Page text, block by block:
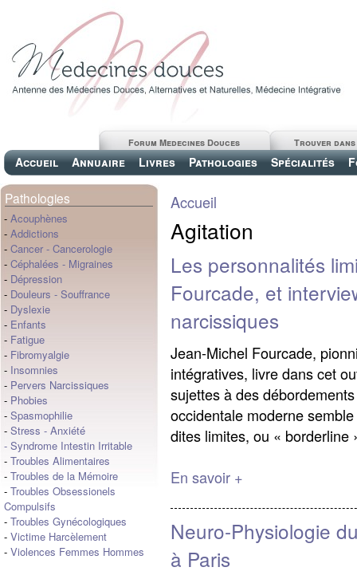
Accueil Annuaire Livres Pathologies Spécialités
Trouver
Forum Medecines Douces
Pathologies
- Acouphènes
- Addictions
- Cancer - Cancerologie
- Céphalées - Migraines
- Dépression
- Douleurs - Souffrance
- Dyslexie
- Enfants
- Fatigue
- Fibromyalgie
- Insomnies
- Pervers Narcissiques
- Phobies
- Spasmophilie
- Stress - Anxiété
- Syndrome Intestin Irritable
- Troubles Alimentaires
- Troubles de la Mémoire
- Troubles Obsessionels
Compulsifs
- Troubles Gynécologiques
- Victime Harcèlement
- Violences Femmes Hommes
Accueil
Agitation
Les personnalités
Fourcade, et
narcissiques
Jean-Michel Fourcade,
intégratives, livre dans cet
sujettes à des
occidentale moderne
dites limites, ou « borderline
En savoir +
Neuro-Physiologie
à Paris